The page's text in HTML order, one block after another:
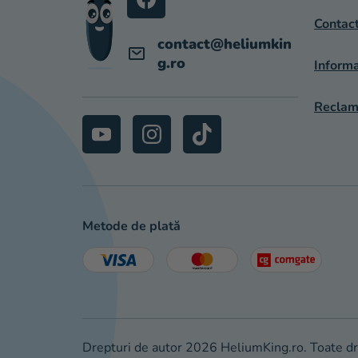
contact@heliumkin
g.ro
Metode de plată
Drepturi de autor 2026 HeliumKing.ro. Toate